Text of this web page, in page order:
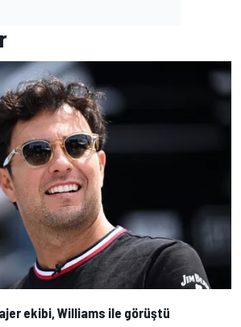
ekibi, Williams ile görüştü